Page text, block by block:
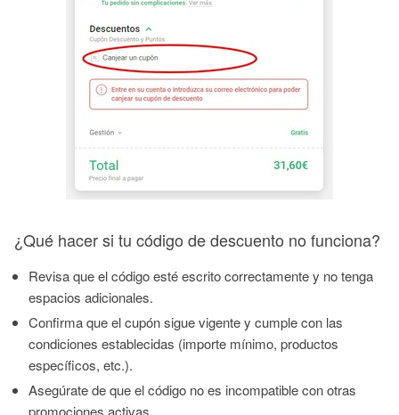
¿Qué hacer si tu código de descuento no funciona?
Revisa que el código esté escrito correctamente y no tenga
espacios adicionales.
Confirma que el cupón sigue vigente y cumple con las
condiciones establecidas (importe mínimo, productos
específicos, etc.).
Asegúrate de que el código no es incompatible con otras
promociones activas.